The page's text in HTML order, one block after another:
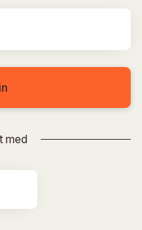
med
in med LinkedIn